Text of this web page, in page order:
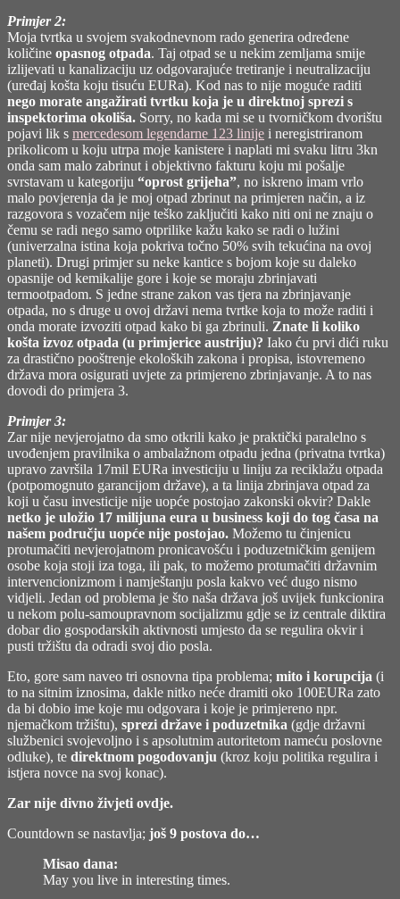
Primjer 2:
Moja tvrtka u svojem svakodnevnom rado generira određene
količine opasnog otpada. Taj otpad se u nekim zemljama smije
izlijevati u kanalizaciju uz odgovarajuće tretiranje i neutralizaciju
(uređaj košta koju tisuću EURa). Kod nas to nije moguće raditi
nego morate angažirati tvrtku koja je u direktnoj sprezi s
inspektorima okoliša. Sorry, no kada mi se u tvorničkom dvorištu
pojavi lik s mercedesom legendarne 123 linije i neregistriranom
prikolicom u koju utrpa moje kanistere i naplati mi svaku litru 3kn
onda sam malo zabrinut i objektivno fakturu koju mi pošalje
svrstavam u kategoriju “oprost grijeha”, no iskreno imam vrlo
malo povjerenja da je moj otpad zbrinut na primjeren način, a iz
razgovora s vozačem nije teško zaključiti kako niti oni ne znaju o
čemu se radi nego samo otprilike kažu kako se radi o lužini
(univerzalna istina koja pokriva točno 50% svih tekućina na ovoj
planeti). Drugi primjer su neke kantice s bojom koje su daleko
opasnije od kemikalije gore i koje se moraju zbrinjavati
termootpadom. S jedne strane zakon vas tjera na zbrinjavanje
otpada, no s druge u ovoj državi nema tvrtke koja to može raditi i
onda morate izvoziti otpad kako bi ga zbrinuli. Znate li koliko
košta izvoz otpada (u primjerice austriju)? Iako ću prvi dići ruku
za drastično pooštrenje ekoloških zakona i propisa, istovremeno
država mora osigurati uvjete za primjereno zbrinjavanje. A to nas
dovodi do primjera 3.
Primjer 3:
Zar nije nevjerojatno da smo otkrili kako je praktički paralelno s
uvođenjem pravilnika o ambalažnom otpadu jedna (privatna tvrtka)
upravo završila 17mil EURa investiciju u liniju za reciklažu otpada
(potpomognuto garancijom države), a ta linija zbrinjava otpad za
koji u času investicije nije uopće postojao zakonski okvir? Dakle
netko je uložio 17 milijuna eura u business koji do tog časa na
našem području uopće nije postojao. Možemo tu činjenicu
protumačiti nevjerojatnom pronicavošću i poduzetničkim genijem
osobe koja stoji iza toga, ili pak, to možemo protumačiti državnim
intervencionizmom i namještanju posla kakvo već dugo nismo
vidjeli. Jedan od problema je što naša država još uvijek funkcionira
u nekom polu-samoupravnom socijalizmu gdje se iz centrale diktira
dobar dio gospodarskih aktivnosti umjesto da se regulira okvir i
pusti tržištu da odradi svoj dio posla.
Eto, gore sam naveo tri osnovna tipa problema; mito i korupcija (i
to na sitnim iznosima, dakle nitko neće dramiti oko 100EURa zato
da bi dobio ime koje mu odgovara i koje je primjereno npr.
njemačkom tržištu), sprezi države i poduzetnika (gdje državni
službenici svojevoljno i s apsolutnim autoritetom nameću poslovne
odluke), te direktnom pogodovanju (kroz koju politika regulira i
istjera novce na svoj konac).
Zar nije divno živjeti ovdje.
Countdown se nastavlja; još 9 postova do…
Misao dana:
May you live in interesting times.